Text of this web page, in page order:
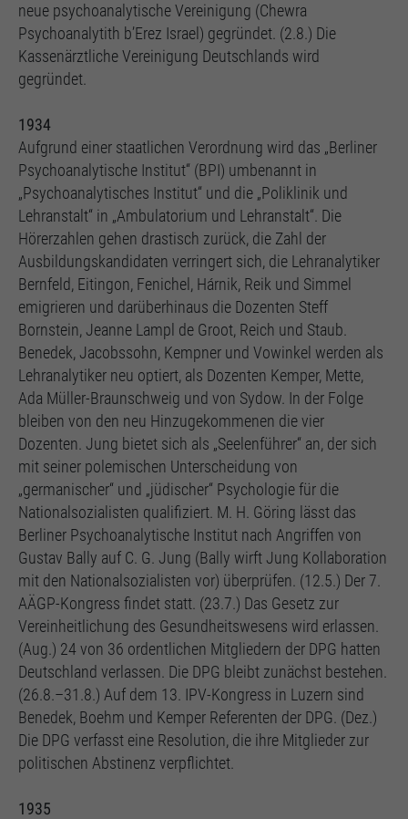
neue psychoanalytische Vereinigung (Chewra
Psychoanalytith b’Erez Israel) gegründet. (2.8.) Die
Kassenärztliche Vereinigung Deutschlands wird
gegründet.
1934
Aufgrund einer staatlichen Verordnung wird das „Berliner
Psychoanalytische Institut“ (BPI) umbenannt in
„Psychoanalytisches Institut“ und die „Poliklinik und
Lehranstalt“ in „Ambulatorium und Lehranstalt“. Die
Hörerzahlen gehen drastisch zurück, die Zahl der
Ausbildungskandidaten verringert sich, die Lehranalytiker
Bernfeld, Eitingon, Fenichel, Hárnik, Reik und Simmel
emigrieren und darüberhinaus die Dozenten Steff
Bornstein, Jeanne Lampl de Groot, Reich und Staub.
Benedek, Jacobssohn, Kempner und Vowinkel werden als
Lehranalytiker neu optiert, als Dozenten Kemper, Mette,
Ada Müller-Braunschweig und von Sydow. In der Folge
bleiben von den neu Hinzugekommenen die vier
Dozenten. Jung bietet sich als „Seelenführer“ an, der sich
mit seiner polemischen Unterscheidung von
„germanischer“ und „jüdischer“ Psychologie für die
Nationalsozialisten qualifiziert. M. H. Göring lässt das
Berliner Psychoanalytische Institut nach Angriffen von
Gustav Bally auf C. G. Jung (Bally wirft Jung Kollaboration
mit den Nationalsozialisten vor) überprüfen. (12.5.) Der 7.
AÄGP-Kongress findet statt. (23.7.) Das Gesetz zur
Vereinheitlichung des Gesundheitswesens wird erlassen.
(Aug.) 24 von 36 ordentlichen Mitgliedern der DPG hatten
Deutschland verlassen. Die DPG bleibt zunächst bestehen.
(26.8.–31.8.) Auf dem 13. IPV-Kongress in Luzern sind
Benedek, Boehm und Kemper Referenten der DPG. (Dez.)
Die DPG verfasst eine Resolution, die ihre Mitglieder zur
politischen Abstinenz verpflichtet.
1935